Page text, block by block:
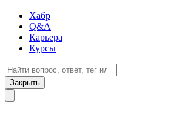
Хабр
Q&A
Карьера
Курсы
Закрыть